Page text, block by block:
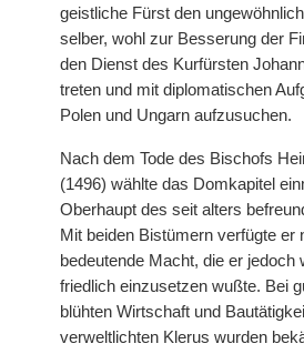
geistliche Fürst den
selber, wohl zur Besserung der
den Dienst des Kurfürsten
treten und mit diplomatischen
Polen und Ungarn aufzusuchen.
Nach dem Tode des Bischofs
(1496) wählte das Domkapitel
Oberhaupt des seit alters
Mit beiden Bistümern verfügte er
bedeutende Macht, die er jedoch
friedlich einzusetzen wußte. Bei
blühten Wirtschaft und
verweltlichten Klerus wurden